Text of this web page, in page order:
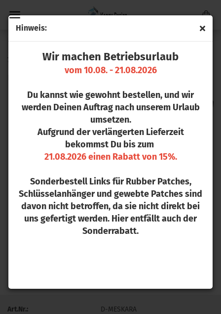
Hin­weis:
Wir machen Betriebsurlaub
vom 10.08. - 21.08.2026
Du kannst wie gewohnt bestellen, und wir
werden Deinen Auftrag nach unserem Urlaub
umsetzen.
Aufgrund der verlängerten Lieferzeit
bekommst Du bis zum
21.08.2026 einen Rabatt von 15%.
Sonderbestell Links für Rubber Patches,
Schlüsselanhänger und gewebte Patches sind
davon nicht betroffen, da sie nicht direkt bei
uns gefertigt werden. Hier entfällt auch der
Sonderrabatt.
7
Artikel in dieser Kategorie
Art.Nr.:
D-MESKARA